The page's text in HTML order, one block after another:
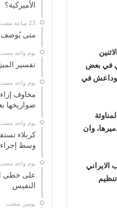
في بعض
وداعش في
وان
الايراني
الأميركية؟
متى يُوصف
‏يوم واحد
تفسير
‏يوم واحد
مخاوف
صواريخها
‏يوم واحد
كربلاء
وسط
‏يوم واحد
على خطى
النفيس
‏يومين مضت